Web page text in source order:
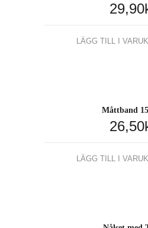
29,90
LÄGG TILL I
Måttband
26,50
LÄGG TILL I